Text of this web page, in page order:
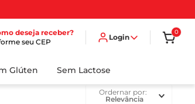
deseja receber?
seu CEP
Login
0
Glúten Sem Lactose
ordernar por
Relevância